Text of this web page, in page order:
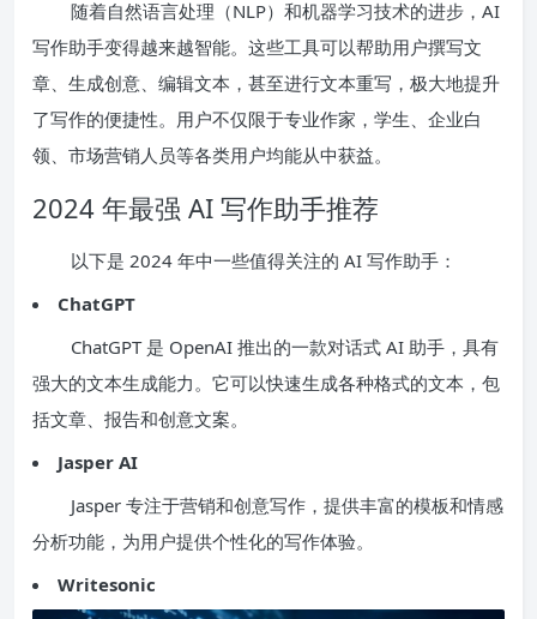
随着自然语言处理（NLP）和机器学习技术的进步，AI
写作助手变得越来越智能。这些工具可以帮助用户撰写文
章、生成创意、编辑文本，甚至进行文本重写，极大地提升
了写作的便捷性。用户不仅限于专业作家，学生、企业白
领、市场营销人员等各类用户均能从中获益。
2024 年最强 AI 写作助手推荐
以下是 2024 年中一些值得关注的 AI 写作助手：
ChatGPT
ChatGPT 是 OpenAI 推出的一款对话式 AI 助手，具有
强大的文本生成能力。它可以快速生成各种格式的文本，包
括文章、报告和创意文案。
Jasper AI
Jasper 专注于营销和创意写作，提供丰富的模板和情感
分析功能，为用户提供个性化的写作体验。
Writesonic